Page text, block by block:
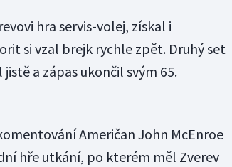
hra servis-volej, získal i
si vzal brejk rychle zpět. Druhý set
a zápas ukončil svým 65.
Američan John McEnroe
hře utkání, po kterém měl Zverev